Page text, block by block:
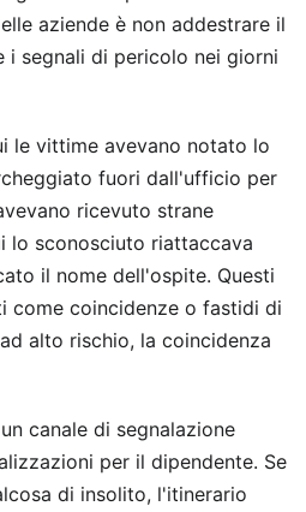
aziende è non addestrare il
i segnali di pericolo nei giorni
le vittime avevano notato lo
fuori dall'ufficio per
ricevuto strane
lo sconosciuto riattaccava
il nome dell'ospite. Questi
come coincidenze o fastidi di
alto rischio, la coincidenza
canale di segnalazione
per il dipendente. Se
di insolito, l'itinerario